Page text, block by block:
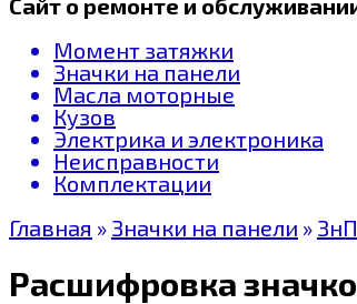
Сайт о ремонте и
Момент затяжки
Значки на панели
Масла моторные
Кузов
Электрика и электроника
Неисправности
Комплектации
Главная » Значки на панели »
Расшифровка